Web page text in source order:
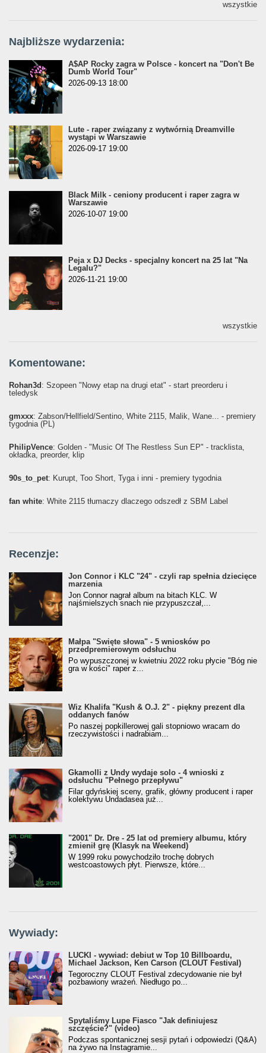
wszystkie
Najbliższe wydarzenia:
A$AP Rocky zagra w Polsce - koncert na "Don't Be
Dumb World Tour"
2026-09-13 18:00
Lute - raper związany z wytwórnią Dreamville
wystąpi w Warszawie
2026-09-17 19:00
Black Milk - ceniony producent i raper zagra w
Warszawie
2026-10-07 19:00
Peja x DJ Decks - specjalny koncert na 25 lat "Na
Legalu?"
2026-11-21 19:00
wszystkie
Komentowane:
Rohan3d : Szopeen "Nowy etap na drugi etat" - start preorderu i
teledysk
gmxxx: Żabson/Hellfield/Sentino, White 2115, Malik, Wane... - premiery
tygodnia (PL)
PhilipVence: Golden - "Music Of The Restless Sun EP" - tracklista,
okładka, preorder, klip
90s_to_pet: Kurupt, Too Short, Tyga i inni - premiery tygodnia
fan white: White 2115 tłumaczy dlaczego odszedł z SBM Label
Recenzje:
Jon Connor i KLC "24" - czyli rap spełnia dziecięce
marzenia
Jon Connor nagrał album na bitach KLC. W
najśmielszych snach nie przypuszczał,...
Małpa "Święte słowa" - 5 wniosków po
przedpremierowym odsłuchu
Po wypuszczonej w kwietniu 2022 roku płycie "Bóg nie
gra w kości" raper z...
Wiz Khalifa "Kush & O.J. 2" - piękny prezent dla
oddanych fanów
Po naszej popkillerowej gali stopniowo wracam do
rzeczywistości i nadrabiam...
Gkamolli z Undy wydaje solo - 4 wnioski z
odsłuchu "Pełnego przepływu"
Filar gdyńskiej sceny, grafik, główny producent i raper
kolektywu Undadasea już...
"2001" Dr. Dre - 25 lat od premiery albumu, który
zmienił grę (Klasyk na Weekend)
W 1999 roku powychodziło trochę dobrych
westcoastowych płyt. Pierwsze, które...
Wywiady:
LUCKI - wywiad: debiut w Top 10 Billboardu,
Michael Jackson, Ken Carson (CLOUT Festival)
Tegoroczny CLOUT Festival zdecydowanie nie był
pozbawiony wrażeń. Niedługo po...
Spytaliśmy Lupe Fiasco "Jak definiujesz
szczęście?" (video)
Podczas spontanicznej sesji pytań i odpowiedzi (Q&A)
na żywo na Instagramie...